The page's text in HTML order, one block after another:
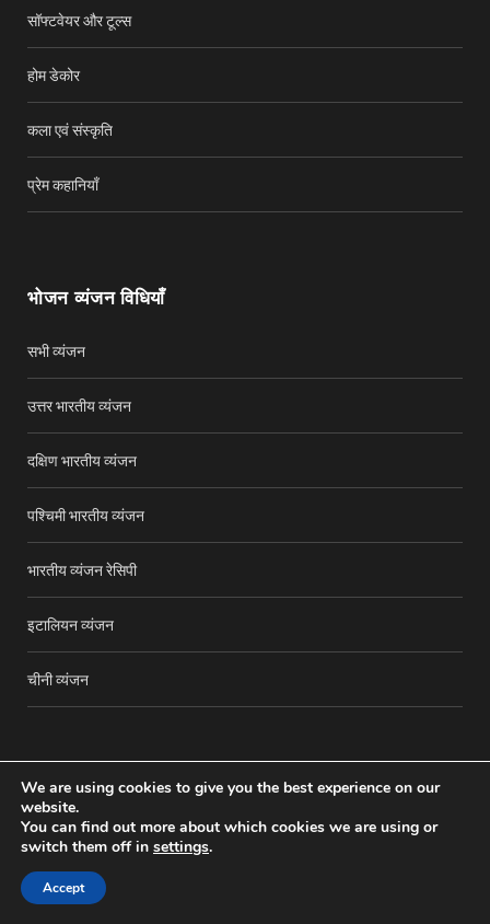
सॉफ्टवेयर और टूल्स
होम डेकोर
कला एवं संस्कृति
प्रेम कहानियाँ
भोजन व्यंजन विधियाँ
सभी व्यंजन
उत्तर भारतीय व्यंजन
दक्षिण भारतीय व्यंजन
पश्चिमी भारतीय व्यंजन
भारतीय व्यंजन रेसिपी
इटालियन व्यंजन
चीनी व्यंजन
Copyright © 2016-25
We are using cookies to give you the best experience on our
website.
You can find out more about which cookies we are using or
switch them off in settings.
Accept